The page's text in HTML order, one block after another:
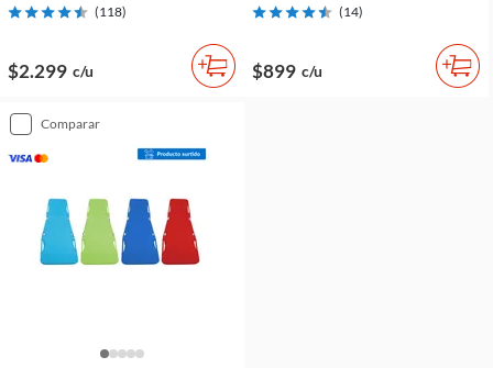
(118)
$2.299 c/u
(14)
$899 c/u
comparar